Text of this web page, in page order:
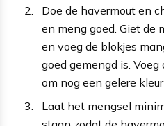
Doe de havermout en
en meng goed. Giet de
en voeg de blokjes
goed gemengd is.
om nog een gelere
Laat het mengsel